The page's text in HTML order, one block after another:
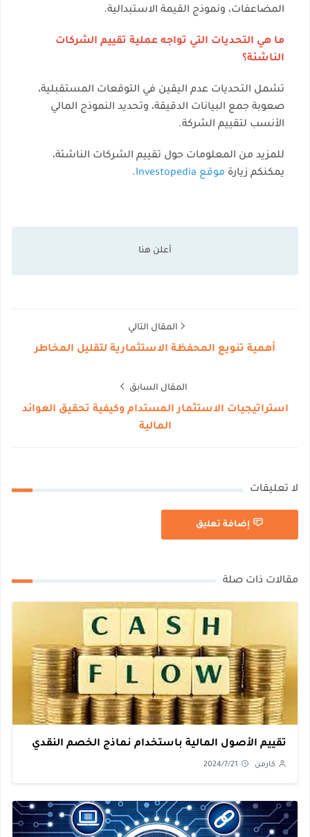
المضاعفات، ونموذج القيمة الاستبدالية.
ما هي التحديات التي تواجه عملية تقييم الشركات
الناشئة؟
تشمل التحديات عدم اليقين في التوقعات المستقبلية،
صعوبة جمع البيانات الدقيقة، وتحديد النموذج المالي
الأنسب لتقييم الشركة.
للمزيد من المعلومات حول تقييم الشركات الناشئة،
يمكنكم زيارة موقع Investopedia .
المقال التالي
أهمية تنويع المحفظة الاستثمارية لتقليل المخاطر
المقال السابق
استراتيجيات الاستثمار المستدام وكيفية تحقيق العوائد
المالية
لا تعليقات
إضافة تعليق
مقالات ذات صلة
تقييم الأصول المالية باستخدام نماذج الخصم النقدي
كارمن 2024/7/21